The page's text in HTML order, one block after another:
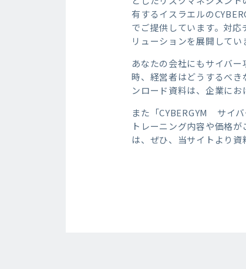
有するイスラエルの
でご提供しています。対
リューションを展開してい
あなたの会社にもサイバ
時、経営者はどうするべ
ンロード資料は、企業に
また「CYBERGYM サイ
トレーニング内容や価格
は、ぜひ、当サイトより資